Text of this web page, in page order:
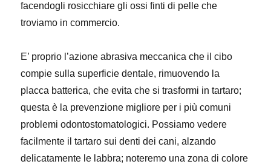
facendogli rosicchiare gli ossi finti di pelle che
troviamo in commercio.
E’ proprio l’azione abrasiva meccanica che il cibo
compie sulla superficie dentale, rimuovendo la
placca batterica, che evita che si trasformi in tartaro;
questa è la prevenzione migliore per i più comuni
problemi odontostomatologici. Possiamo vedere
facilmente il tartaro sui denti dei cani, alzando
delicatamente le labbra; noteremo una zona di colore